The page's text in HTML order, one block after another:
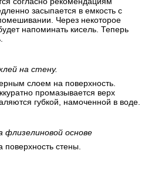
засыпается в емкость с
Через некоторое
напоминать кисель. Теперь
на стену.
слоем на поверхность.
промазывается верх
губкой, намоченной в воде.
флизелиновой основе
поверхность стены.